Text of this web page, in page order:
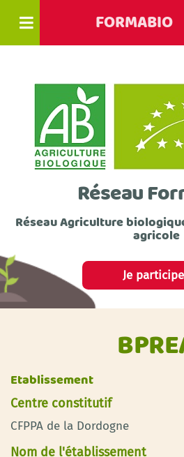
FORMABIO
Réseau
Réseau Agriculture
agricole
Je participe
Etablissement
Centre constitutif
CFPPA de la Dordogne
Nom de l'établissement